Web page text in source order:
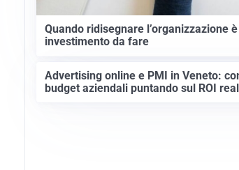
Quando ridisegnare l’organizzazione
investimento da fare
Advertising online e PMI in Veneto:
budget aziendali puntando sul ROI